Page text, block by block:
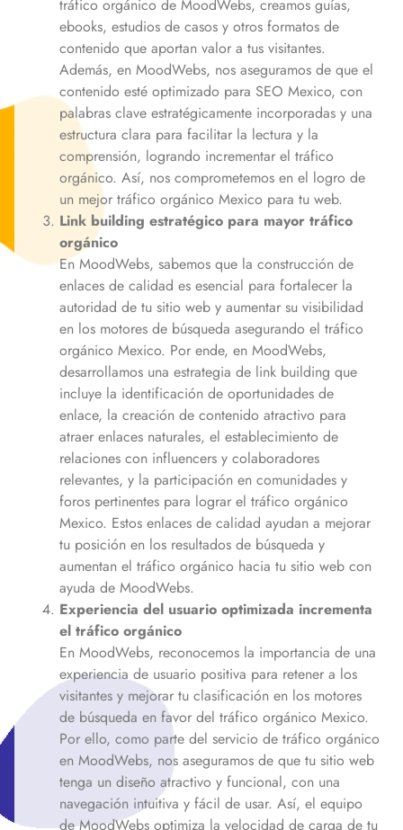
tráfico orgánico de MoodWebs, creamos guías,
ebooks, estudios de casos y otros formatos de
contenido que aportan valor a tus visitantes.
Además, en MoodWebs, nos aseguramos de que el
contenido esté optimizado para SEO Mexico, con
palabras clave estratégicamente incorporadas y una
estructura clara para facilitar la lectura y la
comprensión, logrando incrementar el tráfico
orgánico. Así, nos comprometemos en el logro de
un mejor tráfico orgánico Mexico para tu web.
Link building estratégico para mayor tráfico
orgánico
En MoodWebs, sabemos que la construcción de
enlaces de calidad es esencial para fortalecer la
autoridad de tu sitio web y aumentar su visibilidad
en los motores de búsqueda asegurando el tráfico
orgánico Mexico. Por ende, en MoodWebs,
desarrollamos una estrategia de link building que
incluye la identificación de oportunidades de
enlace, la creación de contenido atractivo para
atraer enlaces naturales, el establecimiento de
relaciones con influencers y colaboradores
relevantes, y la participación en comunidades y
foros pertinentes para lograr el tráfico orgánico
Mexico. Estos enlaces de calidad ayudan a mejorar
tu posición en los resultados de búsqueda y
aumentan el tráfico orgánico hacia tu sitio web con
ayuda de MoodWebs.
Experiencia del usuario optimizada incrementa
el tráfico orgánico
En MoodWebs, reconocemos la importancia de una
experiencia de usuario positiva para retener a los
visitantes y mejorar tu clasificación en los motores
de búsqueda en favor del tráfico orgánico Mexico.
Por ello, como parte del servicio de tráfico orgánico
en MoodWebs, nos aseguramos de que tu sitio web
tenga un diseño atractivo y funcional, con una
navegación intuitiva y fácil de usar. Así, el equipo
de MoodWebs optimiza la velocidad de carga de tu